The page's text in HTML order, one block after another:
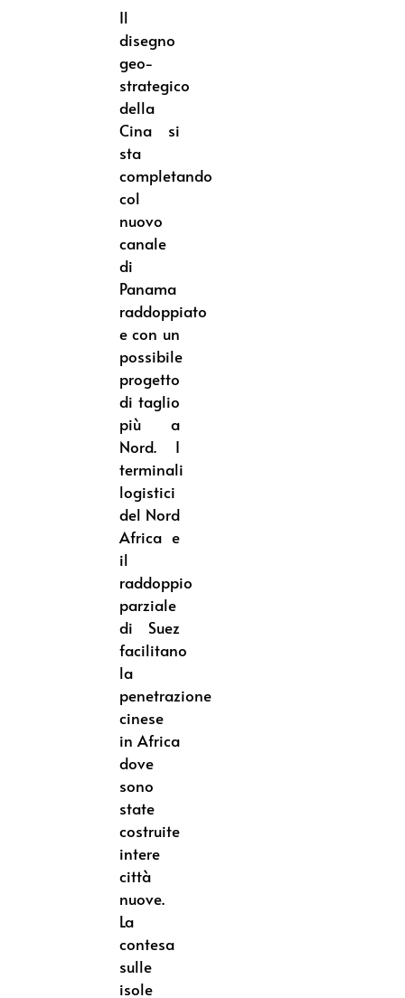
Il
disegno
geo-
strategico
della
Cina si
sta
completando
col
nuovo
canale
di
Panama
raddoppiato
e con un
possibile
progetto
di taglio
più a
Nord. I
terminali
logistici
del Nord
Africa e
il
raddoppio
parziale
di Suez
facilitano
la
penetrazione
cinese
in Africa
dove
sono
state
costruite
intere
città
nuove.
La
contesa
sulle
isole